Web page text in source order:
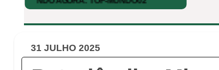
31 JULHO 2025